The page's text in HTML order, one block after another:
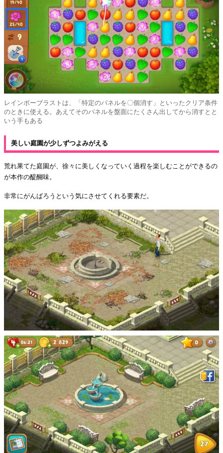
レインボーブラストは、「特定のパネルを〇個消す」といったクリア条件
のときに使える。あえてそのパネルを盤面にたくさん出してから消すとと
いう手もある
美しい庭園が少しずつよみがえる
荒れ果てた庭園が、徐々に美しくなっていく過程を楽しむことができるの
が本作の醍醐味。
非常にがんばろうという気にさせてくれる要素だ。